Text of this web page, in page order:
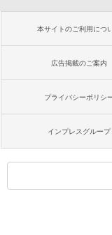
本サイトのご利用につ
広告掲載のご案内
プライバシーポリシ
インプレスグループ